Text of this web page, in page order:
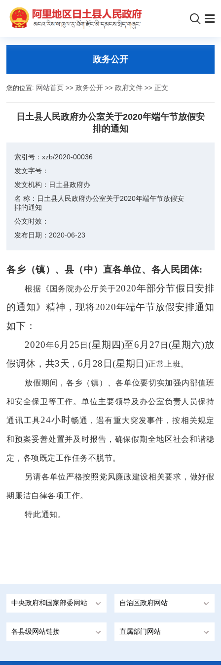
政务公开
您的位置: 网站首页 >>政务公开 >>政府文件 >> 正文
日土县人民政府办公室关于2020年端午节放假安
排的通知
索引号：xzb/2020-00036
发文字号：
发文机构： 日土县政府办
名 称： 日土县人民政府办公室关于2020年端午节放假安
排的通知
公文时效：
发布日期： 2020-06-23
各乡（镇）、县（中）直各单位、各人民团体:
根据《国务院办公厅关于2020年部分节假日安排
的通知》精神，现将2020年端午节放假安排通知
如下：
2020年6月 25 日(星期四)至6月 27 日 (星期六)放
假调休，共3天 ， 6月28日(星期日)正常 上班。
放假期间，各乡（镇）、各单位要切实加强内部值班
和安全保卫等工作。单位主要领导及办公室负责人员保持
通讯工具24小时畅通，遇有重大突发事件，按相关规定
和预案妥善处置并及时报告 ， 确保假期全地区社会和谐稳
定，各项既定工作任务不脱节。
另请各单位严格按照党风廉政建设相关要求，做好假
期廉洁自律各项工作。
特此通知。
中央政府和国家部委网站 自治区政府网站
各县级网站链接 直属部门网站